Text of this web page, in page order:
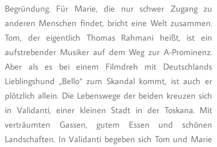
Begründung. Für Marie, die nur schwer Zugang zu
anderen Menschen findet, bricht eine Welt zusammen.
Tom, der eigentlich Thomas Rahmani heißt, ist ein
aufstrebender Musiker auf dem Weg zur A-Prominenz.
Aber als es bei einem Filmdreh mit Deutschlands
Lieblingshund „Bello“ zum Skandal kommt, ist auch er
plötzlich allein. Die Lebenswege der beiden kreuzen sich
in Validanti, einer kleinen Stadt in der Toskana. Mit
verträumten Gassen, gutem Essen und schönen
Landschaften. In Validanti begeben sich Tom und Marie